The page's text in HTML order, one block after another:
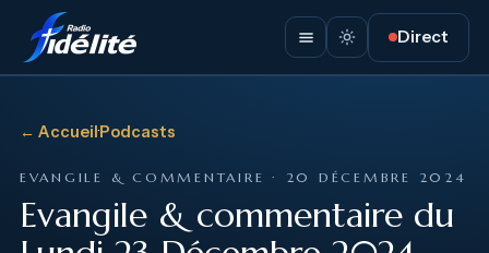
Direct
← Accueil·Podcasts
EVANGILE & COMMENTAIRE · 20 DÉCEMBRE 2024
Evangile & commentaire du